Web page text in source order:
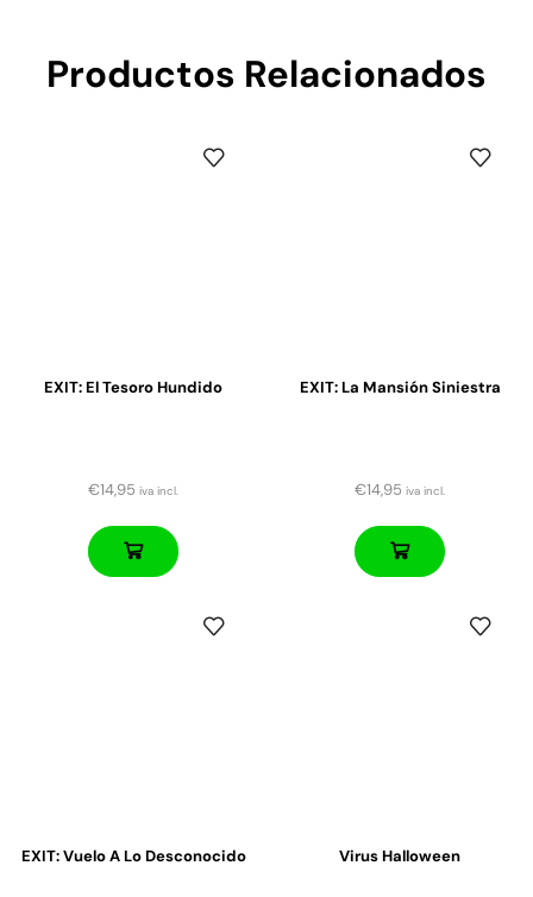
Productos Relacionados
EXIT: El Tesoro Hundido
€14,95 iva incl.
EXIT: La Mansión Siniestra
€14,95 iva incl.
EXIT: Vuelo A Lo Desconocido Virus Halloween